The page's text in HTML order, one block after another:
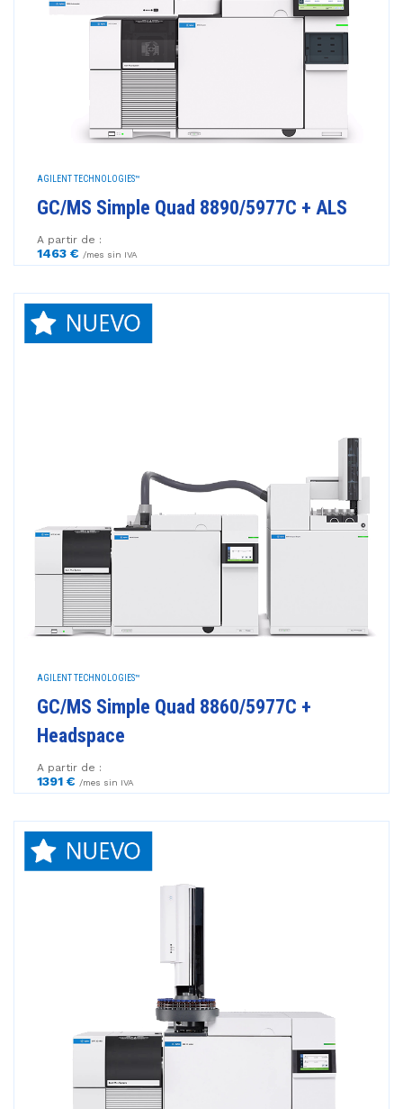
AGILENT TECHNOLOGIES™
GC/MS Simple Quad 8890/5977C + ALS
A partir de :
1463 € /mes sin IVA
AGILENT TECHNOLOGIES™
GC/MS Simple Quad 8860/5977C +
Headspace
A partir de :
1391 € /mes sin IVA